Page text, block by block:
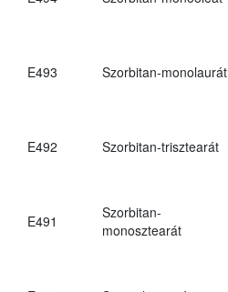
E493 Szorbitan-monolaurát
E492 Szorbitan-trisztearát
E491
Szorbitan-
monosztearát